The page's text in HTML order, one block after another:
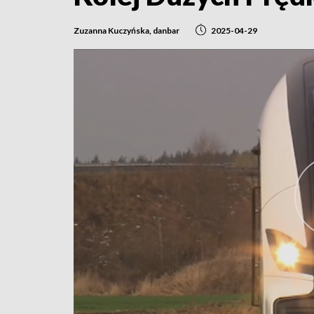
Zuzanna Kuczyńska, danbar 2025-04-29